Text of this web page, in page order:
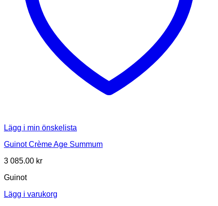
Lägg i min önskelista
Guinot Crème Age Summum
3 085.00 kr
Guinot
Lägg i varukorg